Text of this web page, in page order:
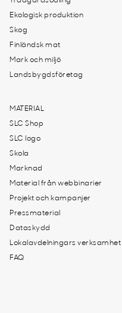
Ekologisk produktion
Skog
Finländsk mat
Mark och miljö
Landsbygdsföretag
MATERIAL
SLC Shop
SLC logo
Skola
Marknad
Material från webbinarier
Projekt och kampanjer
Pressmaterial
Dataskydd
Lokalavdelningars verksamhet
FAQ